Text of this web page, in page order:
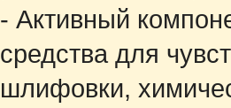
- Активный
средства для
шлифовки,